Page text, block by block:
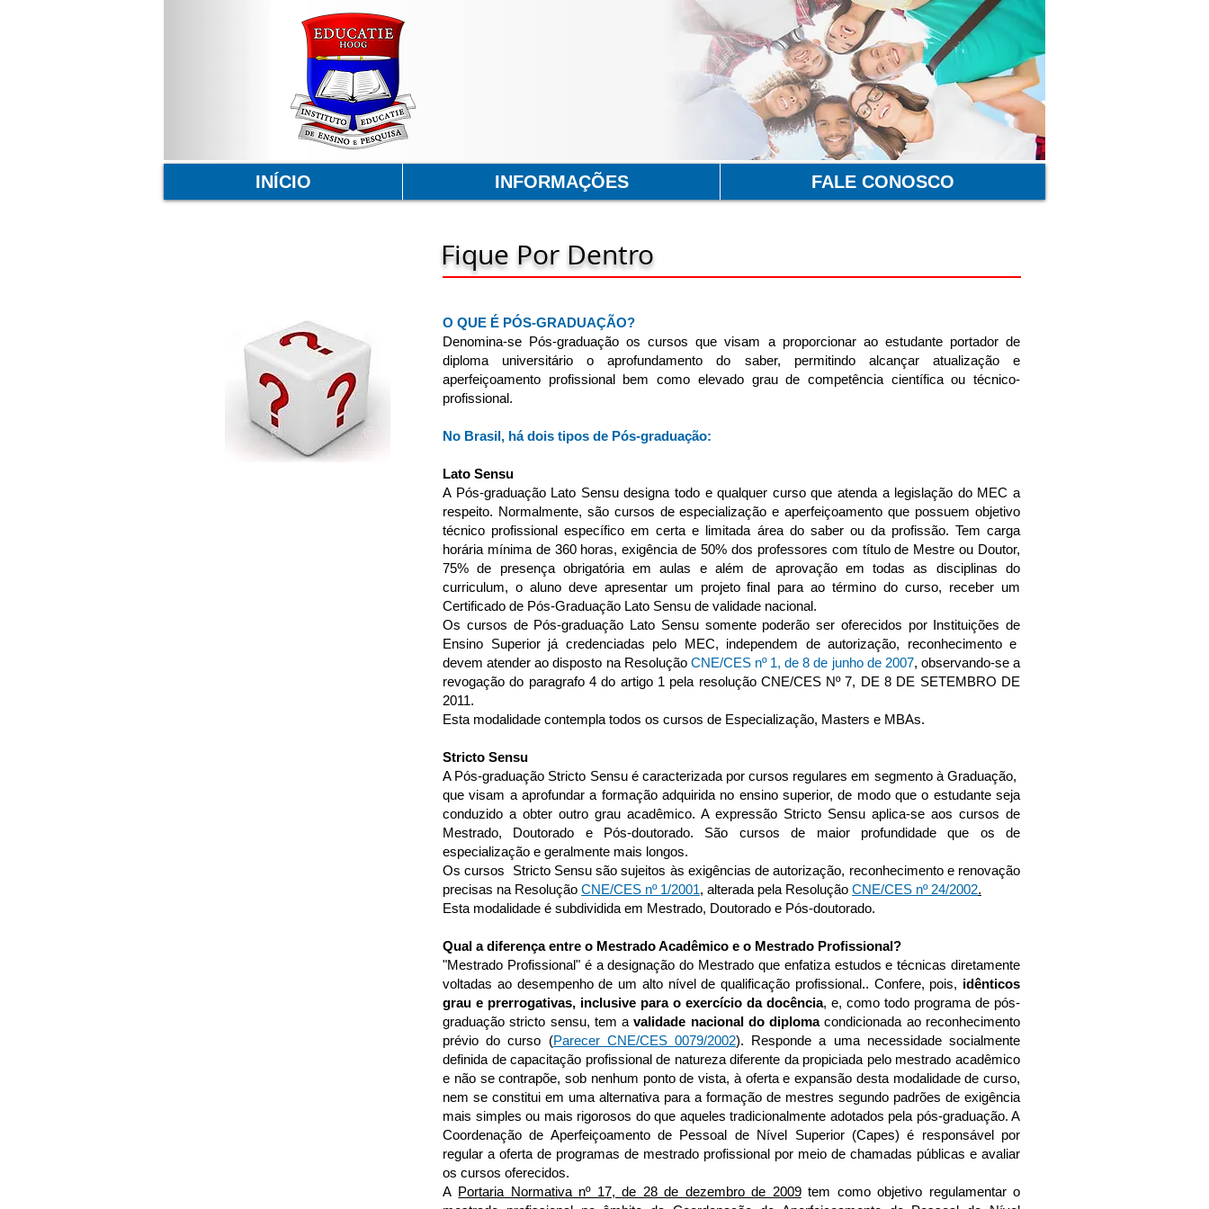
Fique Por Dentro
O QUE É PÓS-GRADUAÇÃO?
Denomina-se Pós-graduação os cursos que visam a proporcionar ao estudante portador de
diploma universitário o aprofundamento do saber, permitindo alcançar atualização e
aperfeiçoamento profissional bem como elevado grau de competência científica ou técnico-
profissional.
No Brasil, há dois tipos de Pós-graduação:
Lato Sensu
A Pós-graduação Lato Sensu designa todo e qualquer curso que atenda a legislação do MEC a
respeito. Normalmente, são cursos de especialização e aperfeiçoamento que possuem objetivo
técnico profissional específico em certa e limitada área do saber ou da profissão. Tem carga
horária mínima de 360 horas, exigência de 50% dos professores com título de Mestre ou Doutor,
75% de presença obrigatória em aulas e além de aprovação em todas as disciplinas do
curriculum, o aluno deve apresentar um projeto final para ao término do curso, receber um
Certificado de Pós-Graduação Lato Sensu de validade nacional.
Os cursos de Pós-graduação Lato Sensu somente poderão ser oferecidos por Instituições de
Ensino Superior já credenciadas pelo MEC, independem de autorização, reconhecimento e
devem atender ao disposto na Resolução CNE/CES nº 1, de 8 de junho de 2007, observando-se a
revogação do paragrafo 4 do artigo 1 pela resolução CNE/CES Nº 7, DE 8 DE SETEMBRO DE
2011.
Esta modalidade contempla todos os cursos de Especialização, Masters e MBAs.
Stricto Sensu
A Pós-graduação Stricto Sensu é caracterizada por cursos regulares em segmento à Graduação,
que visam a aprofundar a formação adquirida no ensino superior, de modo que o estudante seja
conduzido a obter outro grau acadêmico. A expressão Stricto Sensu aplica-se aos cursos de
Mestrado, Doutorado e Pós-doutorado. São cursos de maior profundidade que os de
especialização e geralmente mais longos.
Os cursos Stricto Sensu são sujeitos às exigências de autorização, reconhecimento e renovação
precisas na Resolução CNE/CES nº 1/2001, alterada pela Resolução CNE/CES nº 24/2002.
Esta modalidade é subdividida em Mestrado, Doutorado e Pós-doutorado.
Qual a diferença entre o Mestrado Acadêmico e o Mestrado Profissional?
"Mestrado Profissional" é a designação do Mestrado que enfatiza estudos e técnicas diretamente
voltadas ao desempenho de um alto nível de qualificação profissional.. Confere, pois, idênticos
grau e prerrogativas, inclusive para o exercício da docência, e, como todo programa de pós-
graduação stricto sensu, tem avalidade nacional do diplomacondicionada ao reconhecimento
prévio do curso (Parecer CNE/CES 0079/2002). Responde a uma necessidade socialmente
definida de capacitação profissional de natureza diferente da propiciada pelo mestrado acadêmico
e não se contrapõe, sob nenhum ponto de vista, à oferta e expansão desta modalidade de curso,
nem se constitui em uma alternativa para a formação de mestres segundo padrões de exigência
mais simples ou mais rigorosos do que aqueles tradicionalmente adotados pela pós-graduação. A
Coordenação de Aperfeiçoamento de Pessoal de Nível Superior (Capes) é responsável por
regular a oferta de programas de mestrado profissional por meio de chamadas públicas e avaliar
os cursos oferecidos.
A Portaria Normativa nº 17, de 28 de dezembro de 2009tem como objetivo regulamentar o
INÍCIO INFORMAÇÕES FALE CONOSCO